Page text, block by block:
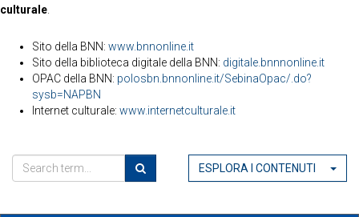
culturale
Sito della BNN: www.bnnonline.it
Sito della biblioteca digitale della BNN: digitale.bnnnonline.it
OPAC della BNN: polosbn.bnnonline.it/SebinaOpac/.do?
sysb=NAPBN
Internet culturale: www.internetculturale.it
ESPLORA I CONTENUTI